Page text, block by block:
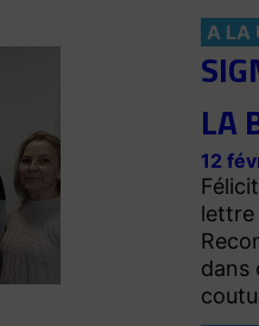
A LA
LA
12
lettre
dans